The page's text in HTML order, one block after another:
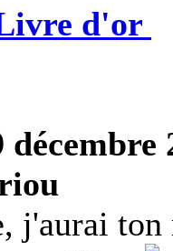
d'or
j'aurai ton